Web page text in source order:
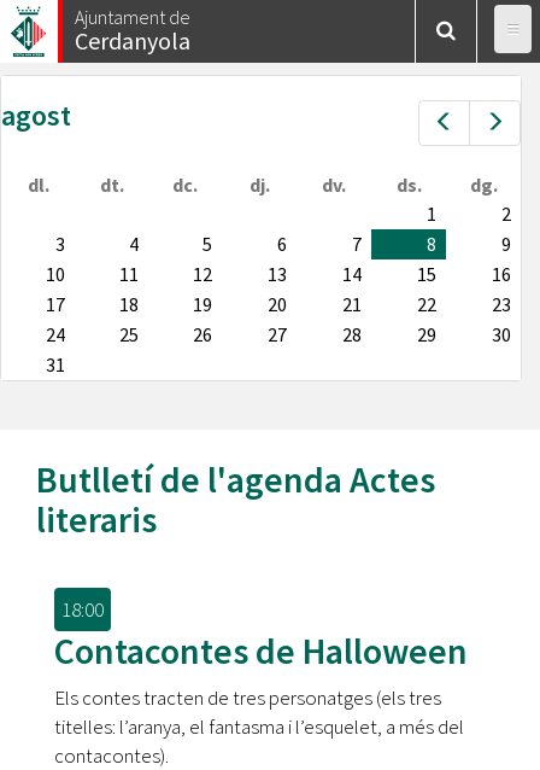
Vés
al
contingut
Ajuntament de
Cerdanyola
Prev
agost
dl. dt. dc. dj. dv. ds.
dg.
1
2
3
4 5 6 7 8
9
10
11 12 13 14 15
16
17
18 19 20 21 22
23
24
25 26 27 28 29
30
31
Butlletí de l'agenda Actes
literaris
18:00
Contacontes de Halloween
Els contes tracten de tres personatges (els tres
titelles: l’aranya, el fantasma i l’esquelet, a més del
contacontes).